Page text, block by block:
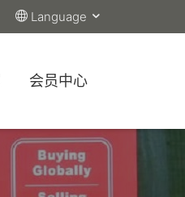
Language
会员中心